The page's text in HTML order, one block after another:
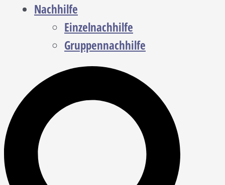
Nachhilfe
Einzelnachhilfe
Gruppennachhilfe